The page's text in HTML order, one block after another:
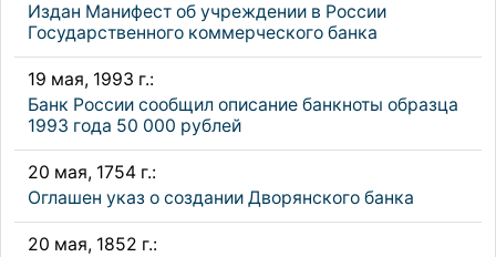
Издан Манифест об учреждении в России
Государственного коммерческого банка
19 мая, 1993 г.:
Банк России сообщил описание банкноты образца
1993 года 50 000 рублей
20 мая, 1754 г.:
Оглашен указ о создании Дворянского банка
20 мая, 1852 г.: